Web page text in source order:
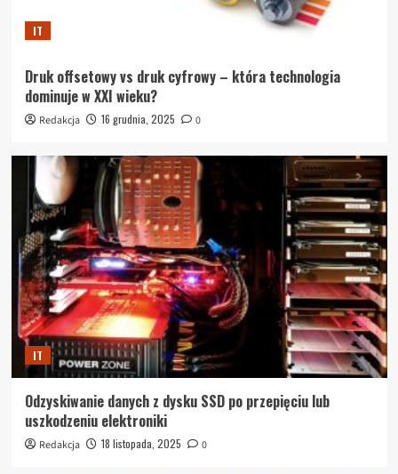
IT
Druk offsetowy vs druk cyfrowy – która technologia
dominuje w XXI wieku?
Redakcja 16 grudnia, 2025 0
IT
Odzyskiwanie danych z dysku SSD po przepięciu lub
uszkodzeniu elektroniki
Redakcja 18 listopada, 2025 0